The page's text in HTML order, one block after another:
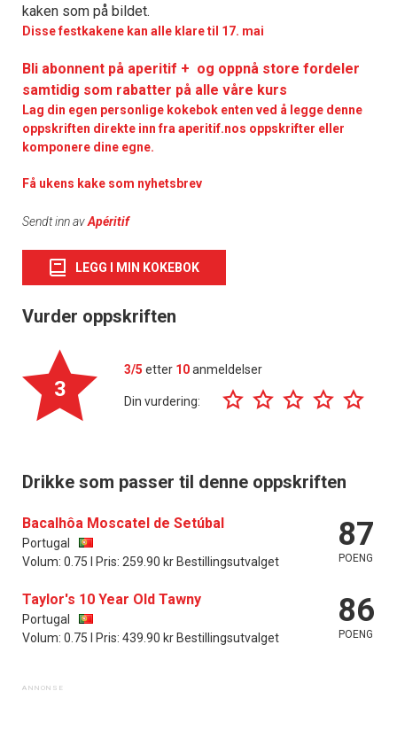
kaken som på bildet.
Disse festkakene kan alle klare til 17. mai
Bli abonnent på aperitif + og oppnå store fordeler
samtidig som rabatter på alle våre kurs
Lag din egen personlige kokebok enten ved å legge denne
oppskriften direkte inn fra aperitif.nos oppskrifter eller
komponere dine egne.
Få ukens kake som nyhetsbrev
Sendt inn avApéritif
LEGG I MIN KOKEBOK
Vurder oppskriften
3
3/5 etter 10anmeldelser
Din vurdering:
Drikke som passer til denne oppskriften
Bacalhôa Moscatel de Setúbal
Portugal
Volum: 0.75 l Pris: 259.90 kr Bestillingsutvalget
87
POENG
Taylor's 10 Year Old Tawny
Portugal
Volum: 0.75 l Pris: 439.90 kr Bestillingsutvalget
86
POENG